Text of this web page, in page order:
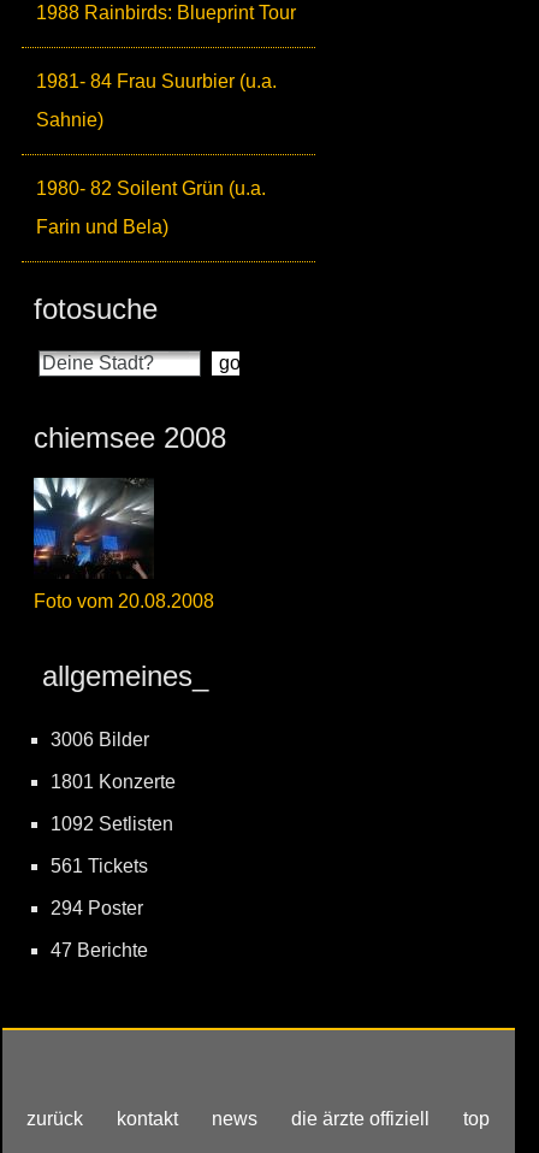
1988 Rainbirds: Blueprint Tour
1981- 84 Frau Suurbier (u.a.
Sahnie)
1980- 82 Soilent Grün (u.a.
Farin und Bela)
fotosuche
chiemsee 2008
Foto vom 20.08.2008
allgemeines_
3006 Bilder
1801 Konzerte
1092 Setlisten
561 Tickets
294 Poster
47 Berichte
zurück kontakt news die ärzte offiziell top